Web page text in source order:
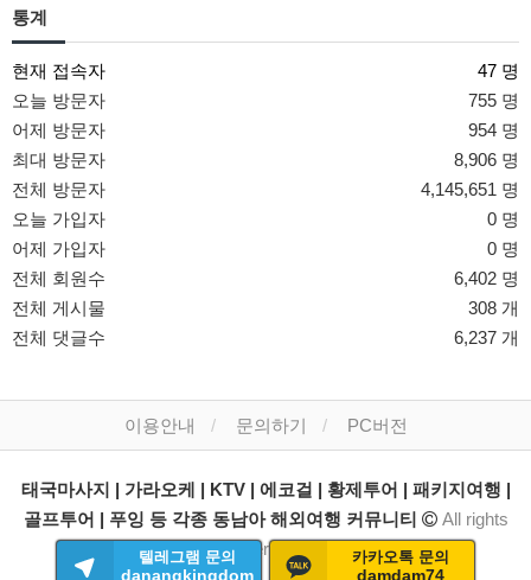
통계
현재 접속자
47 명
오늘 방문자
755 명
어제 방문자
954 명
최대 방문자
8,906 명
전체 방문자
4,145,651 명
오늘 가입자
0 명
어제 가입자
0 명
전체 회원수
6,402 명
전체 게시물
308 개
전체 댓글수
6,237 개
텔레그램 문의
danangkingdom
카카오톡 문의
damdam74
이용안내 문의하기 PC버전
태국마사지 | 가라오케 | KTV | 에코걸 | 황제투어 | 패키지여행 |
골프투어 | 푸잉 등 각종 동남아 해외여행 커뮤니티
All rights
reserved.